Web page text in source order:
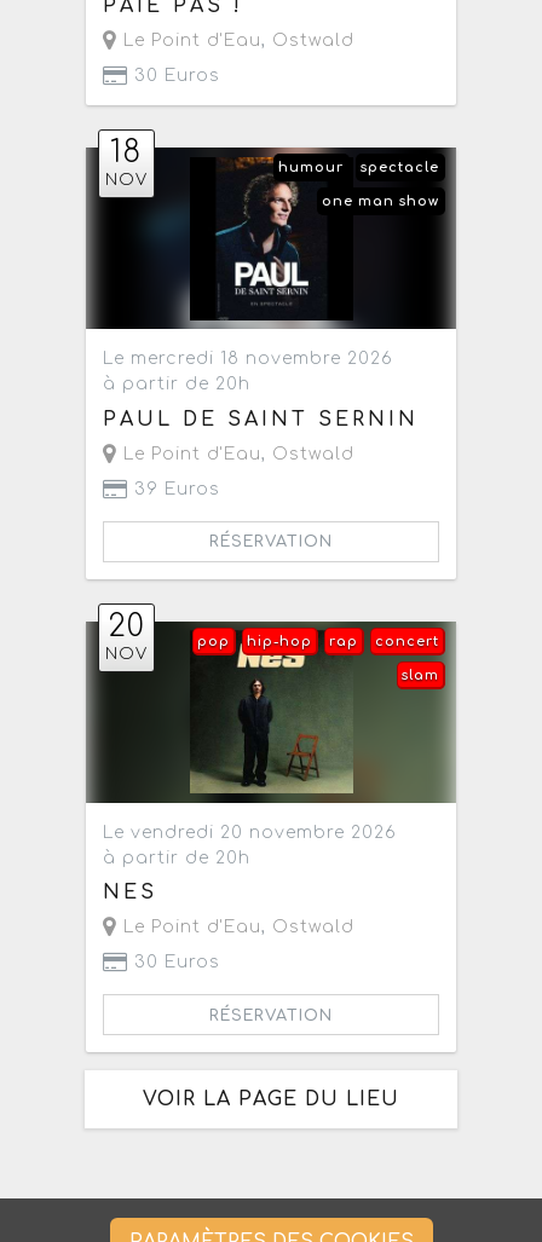
PAIE PAS !
Le Point d'Eau, Ostwald
30 Euros
18
NOV
spectacle
humour
one man show
Le mercredi 18 novembre 2026
à partir de 20h
PAUL DE SAINT SERNIN
Le Point d'Eau, Ostwald
39 Euros
RÉSERVATION
20
NOV
concert
rap
hip-hop
pop
slam
Le vendredi 20 novembre 2026
à partir de 20h
NES
Le Point d'Eau, Ostwald
30 Euros
RÉSERVATION
VOIR LA PAGE DU LIEU